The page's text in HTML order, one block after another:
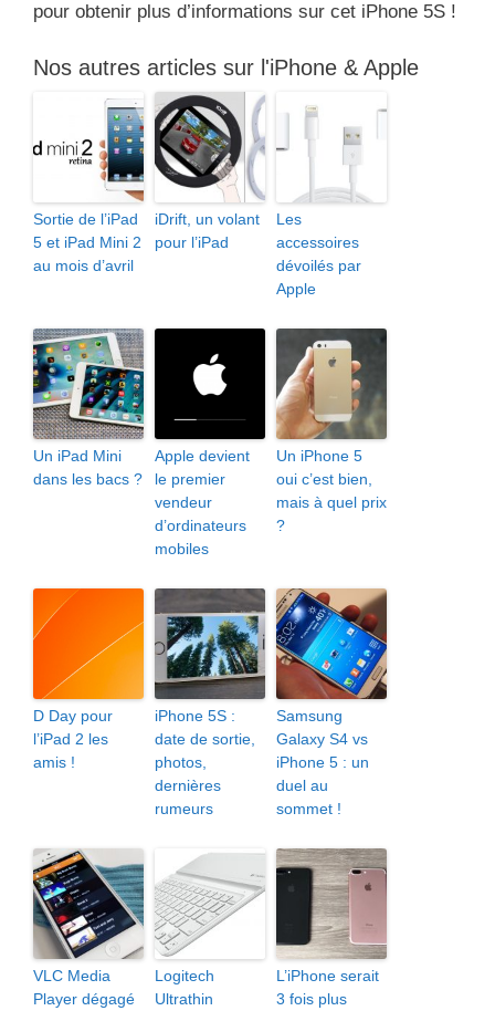
pour obtenir plus d’informations sur cet iPhone 5S !
Nos autres articles sur l'iPhone & Apple
Sortie de l’iPad
5 et iPad Mini 2
au mois d’avril
iDrift, un volant
pour l’iPad
Les
accessoires
dévoilés par
Apple
Un iPad Mini
dans les bacs ?
Apple devient
le premier
vendeur
d’ordinateurs
mobiles
Un iPhone 5
oui c’est bien,
mais à quel prix
?
D Day pour
l’iPad 2 les
amis !
iPhone 5S :
date de sortie,
photos,
dernières
rumeurs
Samsung
Galaxy S4 vs
iPhone 5 : un
duel au
sommet !
VLC Media
Player dégagé
Logitech
Ultrathin
L’iPhone serait
3 fois plus